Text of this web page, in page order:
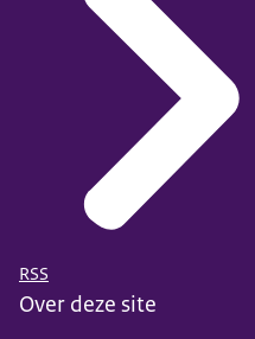
RSS
Over deze site